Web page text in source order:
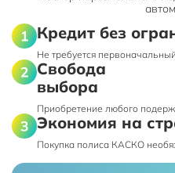
Кредит без
Не требуется
Свобода
выбора
Приобретение любого
Экономия на
Покупка полиса КАСКО